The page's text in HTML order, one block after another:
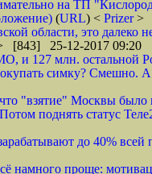
на ТП
(URL) < Prizer>
области, это далеко
[843] 25-12-2017 09:20
и 127 млн. остальной
симку? Смешно. А
"взятие" Москвы
поднять статус
до 40% всей
намного проще: